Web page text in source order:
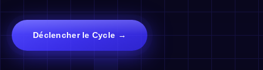
VSL
Webinaires
Déclencher le Cycle →